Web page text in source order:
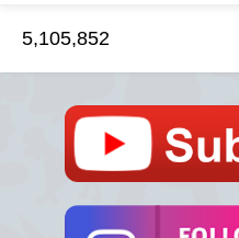
5,105,852